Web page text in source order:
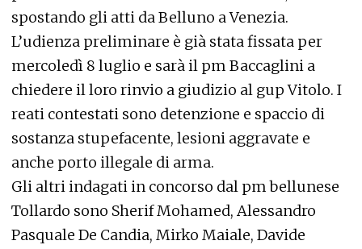
spostando gli atti da Belluno a Venezia.
L’udienza preliminare è già stata fissata per
mercoledì 8 luglio e sarà il pm Baccaglini a
chiedere il loro rinvio a giudizio al gup Vitolo. I
reati contestati sono detenzione e spaccio di
sostanza stupefacente, lesioni aggravate e
anche porto illegale di arma.
Gli altri indagati in concorso dal pm bellunese
Tollardo sono Sherif Mohamed, Alessandro
Pasquale De Candia, Mirko Maiale, Davide